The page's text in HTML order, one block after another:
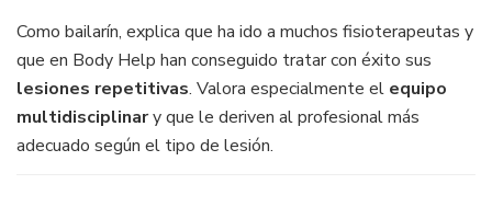
Como bailarín, explica que ha ido a muchos fisioterapeutas y
que en Body Help han conseguido tratar con éxito sus
lesiones repetitivas. Valora especialmente el equipo
multidisciplinary que le deriven al profesional más
adecuado según el tipo de lesión.